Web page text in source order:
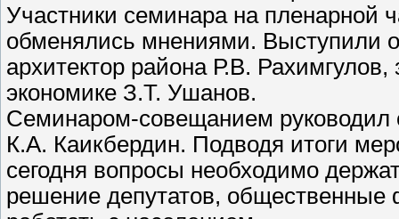
Участники семинара на пленарной
обменялись мнениями. Выступили
архитектор района Р.В.
экономике З.Т. Ушанов.
Семинаром-совещанием руководил
К.А. Каикбердин. Подводя итоги
сегодня вопросы необходимо
решение депутатов, общественные